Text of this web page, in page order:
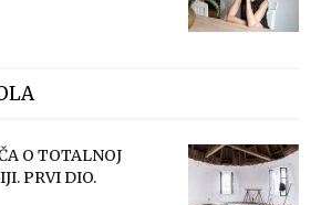
O TOTALNOJ
PRVI DIO.